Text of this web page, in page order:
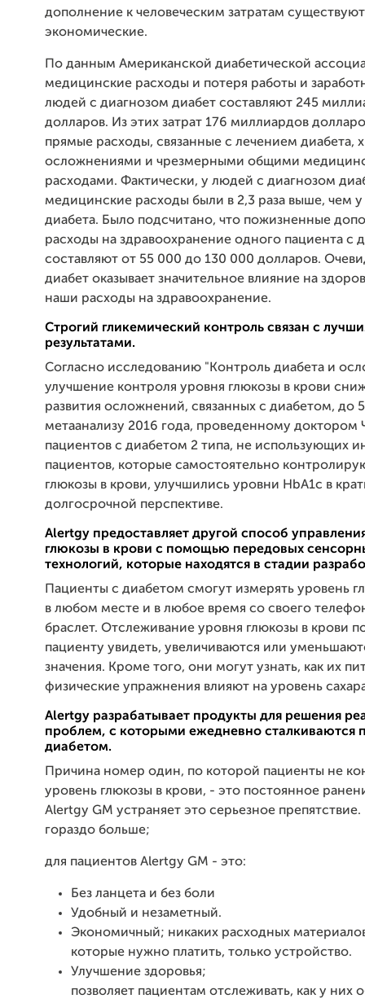
дополнение к человеческим затратам
экономические.
По данным Американской диабетической
медицинские расходы и потеря работы и
людей с диагнозом диабет составляют 245
долларов. Из этих затрат 176 миллиардов
прямые расходы, связанные с лечением диабета,
осложнениями и чрезмерными общими
расходами. Фактически, у людей с диагнозом
медицинские расходы были в 2,3 раза выше, чем
диабета. Было подсчитано, что пожизненные
расходы на здравоохранение одного пациента с
составляют от 55 000 до 130 000 долларов.
диабет оказывает значительное влияние на
наши расходы на здравоохранение.
Строгий гликемический контроль связан с
результатами.
Согласно исследованию "Контроль диабета и
улучшение контроля уровня глюкозы в крови
развития осложнений, связанных с диабетом, до
метаанализу 2016 года, проведенному доктором
пациентов с диабетом 2 типа, не использующих
пациентов, которые самостоятельно
глюкозы в крови, улучшились уровни HbA1c в
долгосрочной перспективе.
Alertgy предоставляет другой способ
глюкозы в крови с помощью передовых
технологий, которые находятся в стадии
Пациенты с диабетом смогут измерять уровень
в любом месте и в любое время со своего
браслет. Отслеживание уровня глюкозы в крови
пациенту увидеть, увеличиваются или
значения. Кроме того, они могут узнать, как их
физические упражнения влияют на уровень
Alertgy разрабатывает продукты для решения
проблем, с которыми ежедневно сталкиваются
диабетом.
Причина номер один, по которой пациенты не
уровень глюкозы в крови, - это постоянное
Alertgy GM устраняет это серьезное
гораздо больше;
для пациентов Alertgy GM - это:
Без ланцета и без боли
Удобный и незаметный.
Экономичный; никаких расходных
которые нужно платить, только устройство.
Улучшение здоровья;
позволяет пациентам отслеживать, как у них